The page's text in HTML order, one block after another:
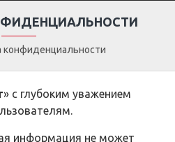
конфиденциальности
» с глубоким уважением
информация не может